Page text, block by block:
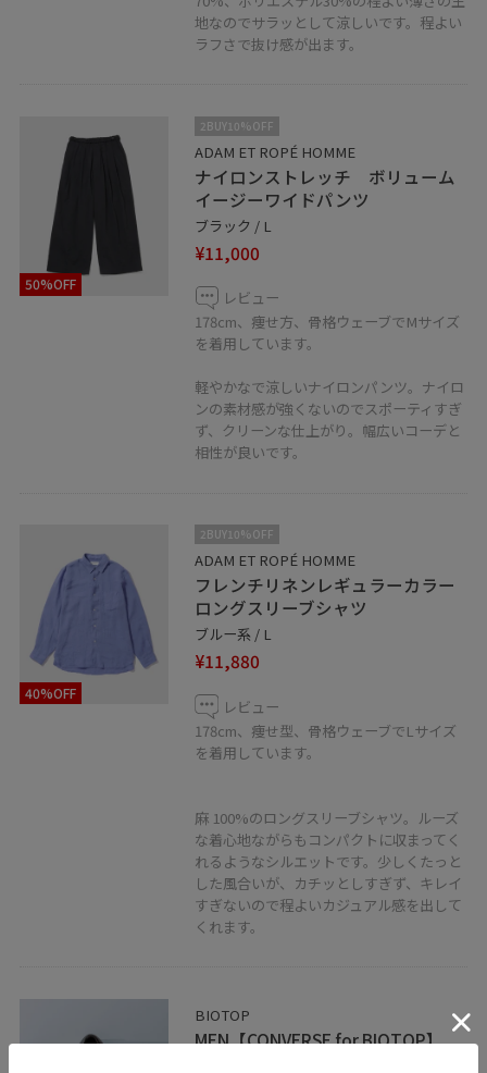
地なのでサラッとして涼しいです。程よい
ラフさで抜け感が出ます。
50%OFF
2BUY10%OFF
ADAM ET ROPÉ HOMME
ナイロンストレッチ ボリューム
イージーワイドパンツ
ブラック / L
¥11,000
レビュー
178cm、痩せ方、骨格ウェーブでMサイズ
を着用しています。
軽やかなで涼しいナイロンパンツ。ナイロ
ンの素材感が強くないのでスポーティすぎ
ず、クリーンな仕上がり。幅広いコーデと
相性が良いです。
40%OFF
2BUY10%OFF
ADAM ET ROPÉ HOMME
フレンチリネンレギュラーカラー
ロングスリーブシャツ
ブルー系 / L
¥11,880
レビュー
178cm、痩せ型、骨格ウェーブでLサイズ
を着用しています。
麻 100%のロングスリーブシャツ。ルーズ
な着心地ながらもコンパクトに収まってく
れるようなシルエットです。少しくたっと
した風合いが、カチッとしすぎず、キレイ
すぎないので程よいカジュアル感を出して
くれます。
BIOTOP
MEN【CONVERSE for BIOTOP】